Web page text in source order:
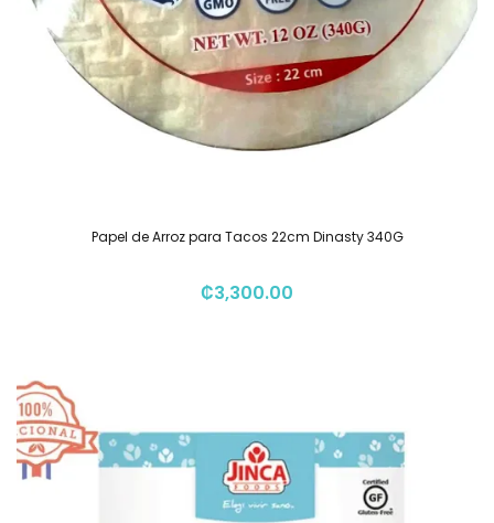
Papel de Arroz para Tacos 22cm Dinasty 340G
₡3,300.00